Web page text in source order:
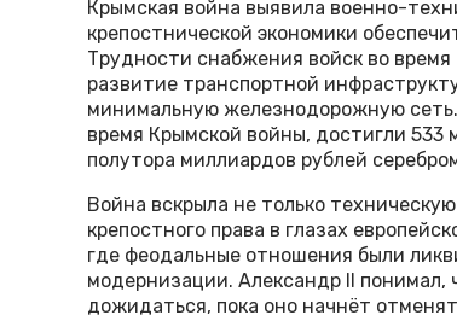
Крымская война выявила военно-
крепостнической экономики
Трудности снабжения войск во
развитие транспортной
минимальную железнодорожную сеть.
время Крымской войны, достигли 533
полутора миллиардов рублей
Война вскрыла не только
крепостного права в глазах
где феодальные отношения были
модернизации. Александр II понимал,
дожидаться, пока оно начнёт